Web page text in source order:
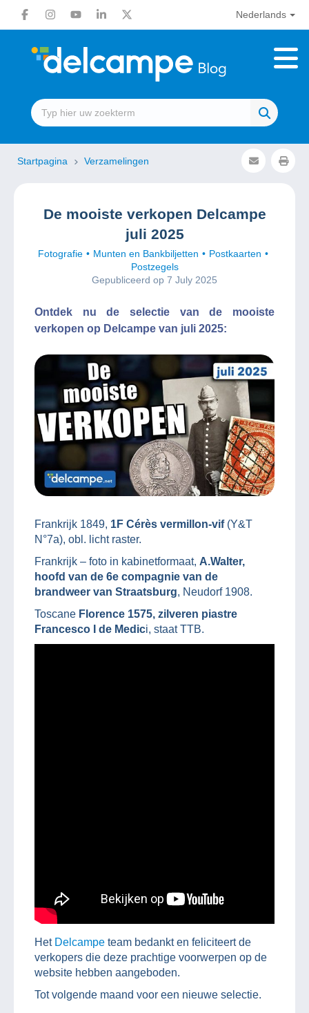
Nederlands
Startpagina Verzamelingen
De mooiste verkopen Delcampe
juli 2025
Fotografie Munten en Bankbiljetten
Postkaarten
Postzegels
Gepubliceerd op 7 July 2025
Ontdek nu de selectie van de mooiste
verkopen op Delcampe van juli 2025:
Frankrijk 1849, 1F Cérès vermillon-vif(Y&T
N°7a), obl. licht raster.
Frankrijk – foto in kabinetformaat, A.Walter,
hoofd van de 6e compagnie van de
brandweer van Straatsburg, Neudorf 1908.
Toscane Florence 1575, zilveren piastre
Francesco I de Medici, staat TTB.
Het Delcampe team bedankt en feliciteert de
verkopers die deze prachtige voorwerpen op de
website hebben aangeboden.
Tot volgende maand voor een nieuwe selectie.